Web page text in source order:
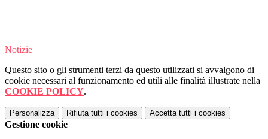
Notizie
Questo sito o gli strumenti terzi da questo utilizzati si avvalgono di
cookie necessari al funzionamento ed utili alle finalità illustrate nella
COOKIE POLICY.
Personalizza Rifiuta tutti i cookies Accetta tutti i cookies
Gestione cookie